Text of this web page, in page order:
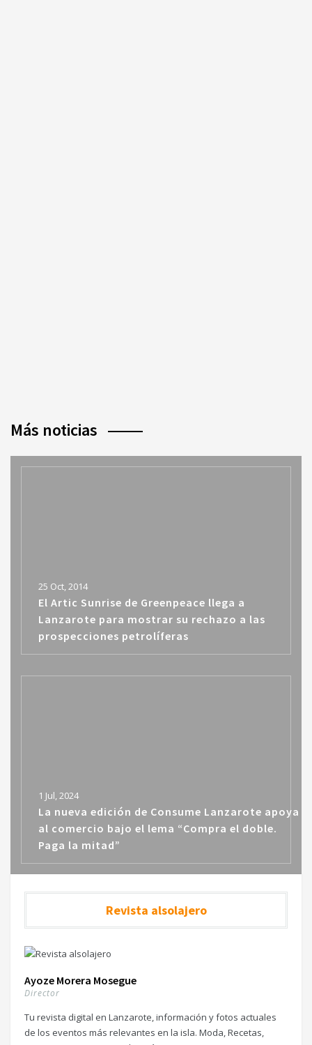
Más noticias
25 Oct, 2014
El Artic Sunrise de Greenpeace llega a
Lanzarote para mostrar su rechazo a las
prospecciones petrolíferas
1 Jul, 2024
La nueva edición de Consume Lanzarote apoya
al comercio bajo el lema “Compra el doble.
Paga la mitad”
Revista alsolajero
Ayoze Morera Mosegue
Director
Tu revista digital en Lanzarote, información y fotos actuales
de los eventos más relevantes en la isla. Moda, Recetas,